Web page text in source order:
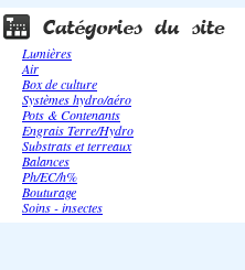
Lumières
Air
Box de culture
Systèmes hydro/aéro
Pots & Contenants
Engrais Terre/Hydro
Substrats et terreaux
Balances
Ph/EC/h%
Bouturage
Soins - insectes